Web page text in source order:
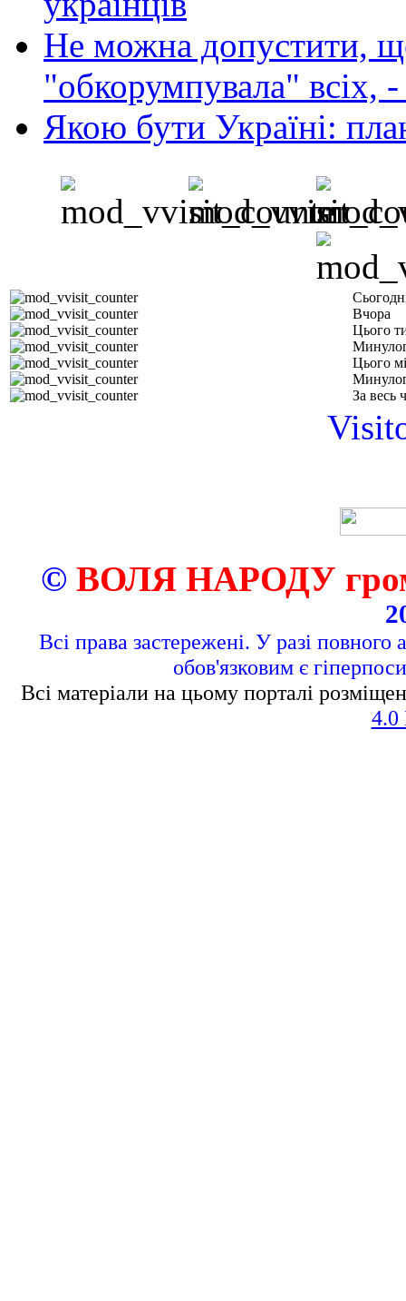
Не можна допустити,
"обкорумпувала" всіх,
Якою бути Україні:
Вчора
Цього
Цього
За весь
© ВОЛЯ НАРОДУ
Всі права застережені. У разі повного
обов'язковим є
Всі матеріали на цьому порталі
4.0